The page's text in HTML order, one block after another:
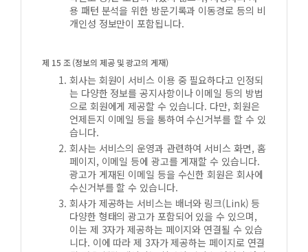
용 패턴 분석을 위한 방문기록과 이동경로 등의 비
개인성 정보만이 포함됩니다.
제 15 조 (정보의 제공 및 광고의 게재)
회사는 회원이 서비스 이용 중 필요하다고 인정되
는 다양한 정보를 공지사항이나 이메일 등의 방법
으로 회원에게 제공할 수 있습니다. 다만, 회원은
언제든지 이메일 등을 통하여 수신거부를 할 수 있
습니다.
회사는 서비스의 운영과 관련하여 서비스 화면, 홈
페이지, 이메일 등에 광고를 게재할 수 있습니다.
광고가 게재된 이메일 등을 수신한 회원은 회사에
수신거부를 할 수 있습니다.
회사가 제공하는 서비스는 배너와 링크(Link) 등
다양한 형태의 광고가 포함되어 있을 수 있으며,
이는 제 3자가 제공하는 페이지와 연결될 수 있습
니다. 이에 따라 제 3자가 제공하는 페이지로 연결